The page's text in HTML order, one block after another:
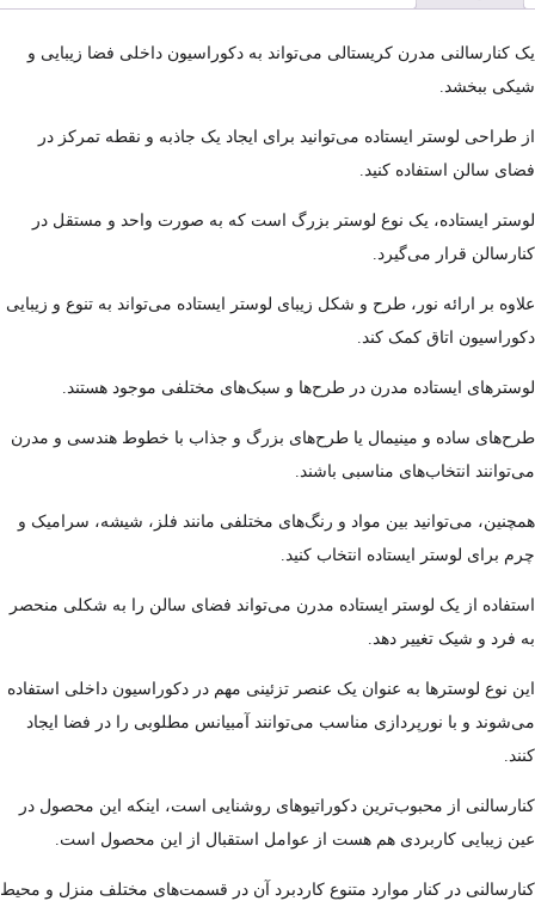
یک کنارسالنی مدرن کریستالی می‌تواند به دکوراسیون داخلی فضا زیبایی و
شیکی ببخشد.
از طراحی لوستر ایستاده می‌توانید برای ایجاد یک جاذبه و نقطه تمرکز در
فضای سالن استفاده کنید.
لوستر ایستاده، یک نوع لوستر بزرگ است که به صورت واحد و مستقل در
کنارسالن قرار می‌گیرد.
علاوه بر ارائه نور، طرح و شکل زیبای لوستر ایستاده می‌تواند به تنوع و زیبایی
دکوراسیون اتاق کمک کند.
لوسترهای ایستاده مدرن در طرح‌ها و سبک‌های مختلفی موجود هستند.
طرح‌های ساده و مینیمال یا طرح‌های بزرگ و جذاب با خطوط هندسی و مدرن
می‌توانند انتخاب‌های مناسبی باشند.
همچنین، می‌توانید بین مواد و رنگ‌های مختلفی مانند فلز، شیشه، سرامیک و
چرم برای لوستر ایستاده انتخاب کنید.
استفاده از یک لوستر ایستاده مدرن می‌تواند فضای سالن را به شکلی منحصر
به فرد و شیک تغییر دهد.
این نوع لوسترها به عنوان یک عنصر تزئینی مهم در دکوراسیون داخلی استفاده
می‌شوند و با نورپردازی مناسب می‌توانند آمبیانس مطلوبی را در فضا ایجاد
کنند.
کنارسالنی از محبوب‌ترین دکوراتیوهای روشنایی است، اینکه این محصول در
عین زیبایی کاربردی هم هست از عوامل استقبال از این محصول است.
کنارسالنی در کنار موارد متنوع کاردبرد آن در قسمت‌های مختلف منزل و محیط